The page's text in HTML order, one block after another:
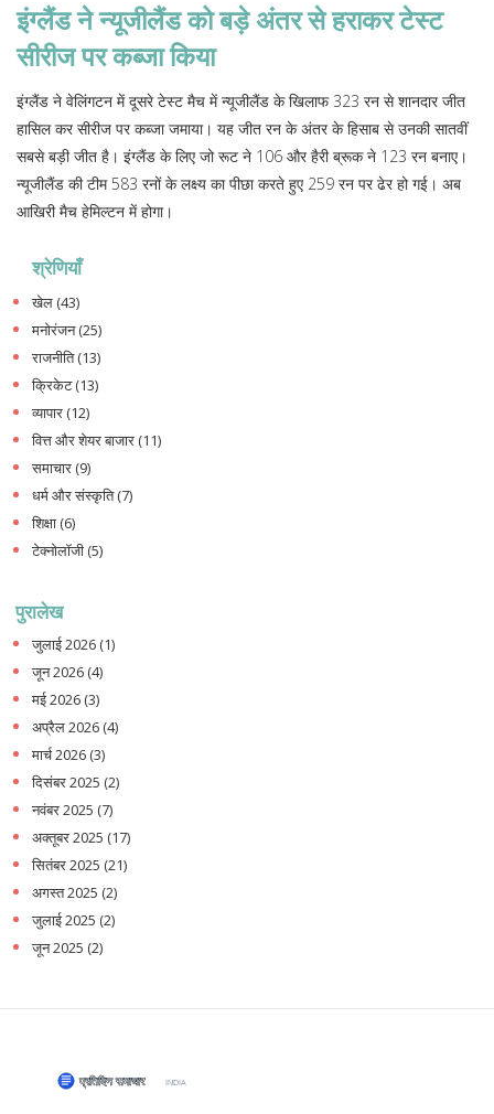
इंग्लैंड ने न्यूजीलैंड को बड़े अंतर से हराकर टेस्ट
सीरीज पर कब्जा किया
इंग्लैंड ने वेलिंगटन में दूसरे टेस्ट मैच में न्यूजीलैंड के खिलाफ 323 रन से शानदार जीत
हासिल कर सीरीज पर कब्जा जमाया। यह जीत रन के अंतर के हिसाब से उनकी सातवीं
सबसे बड़ी जीत है। इंग्लैंड के लिए जो रूट ने 106 और हैरी ब्रूक ने 123 रन बनाए।
न्यूजीलैंड की टीम 583 रनों के लक्ष्य का पीछा करते हुए 259 रन पर ढेर हो गई। अब
आखिरी मैच हेमिल्टन में होगा।
श्रेणियाँ
खेल (43)
मनोरंजन(25)
राजनीति(13)
क्रिकेट(13)
व्यापार (12)
वित्त और शेयर बाजार (11)
समाचार (9)
धर्म और संस्कृति(7)
शिक्षा (6)
टेक्नोलॉजी (5)
पुरालेख
जुलाई 2026 (1)
जून 2026 (4)
मई 2026 (3)
अप्रैल 2026 (4)
मार्च 2026 (3)
दिसंबर 2025 (2)
नवंबर 2025 (7)
अक्तूबर 2025 (17)
सितंबर 2025 (21)
अगस्त 2025 (2)
जुलाई 2025 (2)
जून 2025 (2)